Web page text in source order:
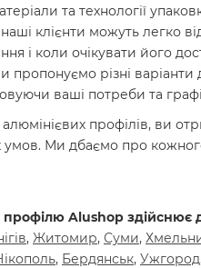
та технології
клієнти можуть легко
і коли очікувати його
пропонуємо різні
ваші потреби та
профілів, ви
умов. Ми дбаємо про
Alushop здійснює
, Житомир, Суми,
, Бердянськ, Ужгород